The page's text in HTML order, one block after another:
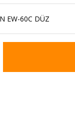
EW-60C DÜZ